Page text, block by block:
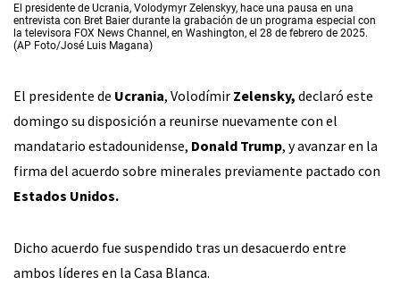
El presidente de Ucrania, Volodymyr Zelenskyy, hace una pausa en una
entrevista con Bret Baier durante la grabación de un programa especial con
la televisora FOX News Channel, en Washington, el 28 de febrero de 2025.
(AP Foto/José Luis Magana)
El presidente de Ucrania, Volodímir Zelensky, declaró este
domingo su disposición a reunirse nuevamente con el
mandatario estadounidense, Donald Trump, y avanzar en la
firma del acuerdo sobre minerales previamente pactado con
Estados Unidos.
Dicho acuerdo fue suspendido tras un desacuerdo entre
ambos líderes en la Casa Blanca.